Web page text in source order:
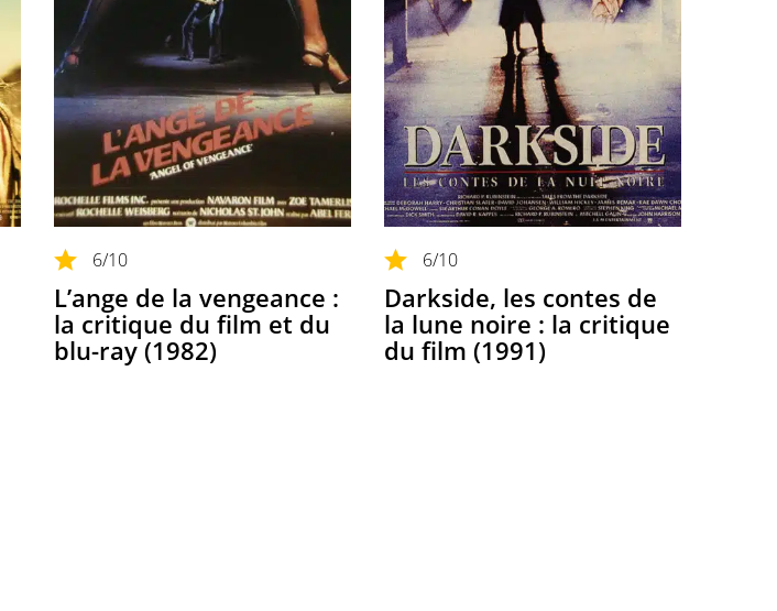
6/10
L’ange de la vengeance :
la critique du film et du
blu-ray (1982)
6/10
Darkside, les contes de
la lune noire : la critique
du film (1991)